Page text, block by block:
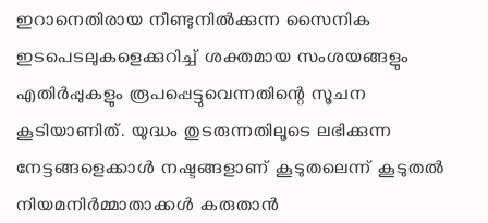
ഇറാനെതിരായ നീണ്ടുനിൽക്കുന്ന സൈനിക
ഇടപെടലുകളെക്കുറിച്ച് ശക്തമായ സംശയങ്ങളും
എതിർപ്പുകളും രൂപപ്പെട്ടുവെന്നതിന്റെ സൂചന
കൂടിയാണിത്. യുദ്ധം തുടരുന്നതിലൂടെ ലഭിക്കുന്ന
നേട്ടങ്ങളെക്കാൾ നഷ്ടങ്ങളാണ് കൂടുതലെന്ന് കൂടുതൽ
നിയമനിർമ്മാതാക്കൾ കരുതാൻ